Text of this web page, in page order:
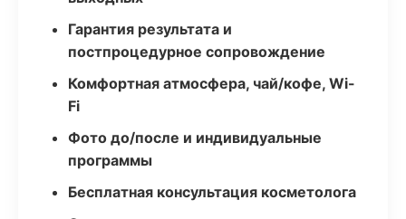
Гарантия результата и
постпроцедурное сопровождение
Комфортная атмосфера, чай/кофе, Wi-
Fi
Фото до/после и индивидуальные
программы
Бесплатная консультация косметолога